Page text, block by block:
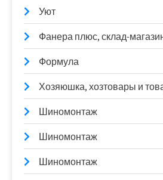
Уют
Фанера плюс, склад-
Формула
Хозяюшка, хозтовары и
Шиномонтаж
Шиномонтаж
Шиномонтаж